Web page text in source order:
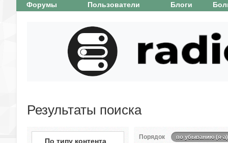
Форумы Пользователи Блоги
Результаты поиска
По типу контента Порядок по убыванию (я-а)